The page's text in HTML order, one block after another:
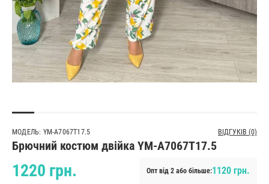
МОДЕЛЬ: YM-A7067T17.5 ВІДГУКІВ (0)
Брючний костюм двійка YM-A7067T17.5
1220 грн. Опт від 2 або більше:1120 грн.